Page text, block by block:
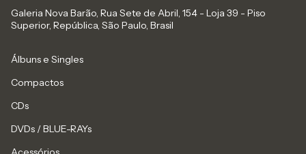
Galeria Nova Barão, Rua Sete de Abril, 154 - Loja 39 - Piso
Superior, República, São Paulo, Brasil
Álbuns e Singles
Compactos
CDs
DVDs / BLUE-RAYs